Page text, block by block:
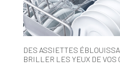
DES ASSIETTES
BRILLER LES YEUX DE VOS